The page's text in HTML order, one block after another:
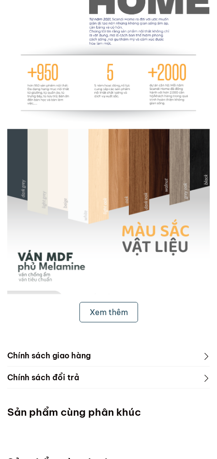
Xem thêm
Chính sách giao hàng
1. Freeship & Lắp đặt cho khách hàng các tỉnh thành
Miền Bắc
Chính sách đổi trả
Sản phẩm cùng phân khúc